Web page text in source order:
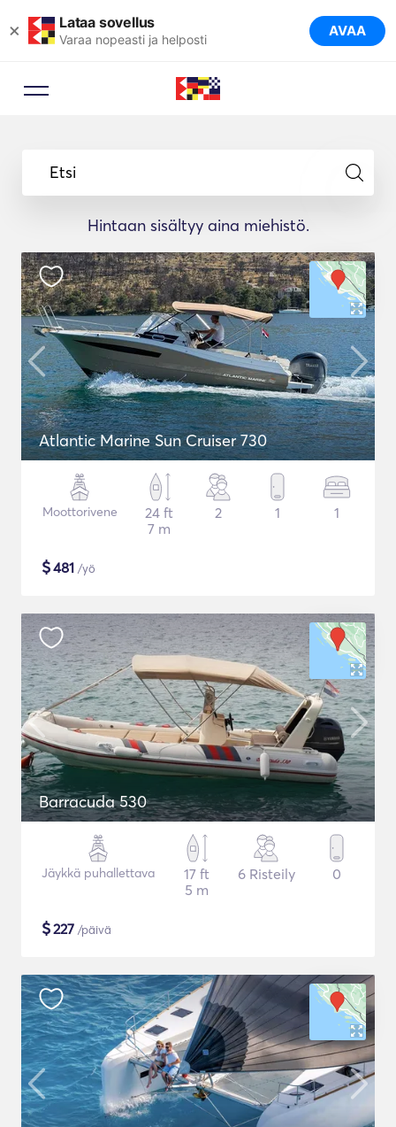
× Lataa sovellus
Varaa nopeasti ja helposti AVAA
Etsi
Hintaan sisältyy aina miehistö.
Atlantic Marine Sun Cruiser 730
Moottorivene
24 ft
7 m
2 1 1
$481 /yö
Barracuda 530
Jäykkä puhallettava
17 ft
5 m
6 Risteily 0
$227 /päivä